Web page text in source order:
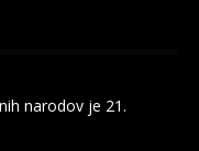
narodov je 21.